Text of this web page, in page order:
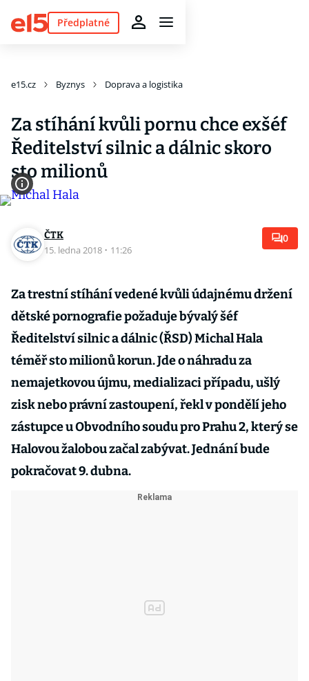
Předplatné
e15.cz Byznys Doprava a logistika
Za stíhání kvůli pornu chce exšéf
Ředitelství silnic a dálnic skoro
sto milionů
ČTK
15. ledna 2018 · 11:26
0
Za trestní stíhání vedené kvůli údajnému držení
dětské pornografie požaduje bývalý šéf
Ředitelství silnic a dálnic (ŘSD) Michal Hala
téměř sto milionů korun. Jde o náhradu za
nemajetkovou újmu, medializaci případu, ušlý
zisk nebo právní zastoupení, řekl v pondělí jeho
zástupce u Obvodního soudu pro Prahu 2, který se
Halovou žalobou začal zabývat. Jednání bude
pokračovat 9. dubna.